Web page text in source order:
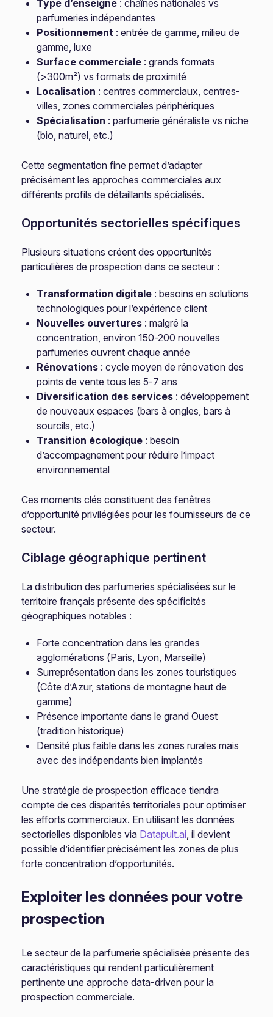
Type d’enseigne : chaînes nationales vs
parfumeries indépendantes
Positionnement : entrée de gamme, milieu de
gamme, luxe
Surface commerciale : grands formats
(>300m²) vs formats de proximité
Localisation : centres commerciaux, centres-
villes, zones commerciales périphériques
Spécialisation : parfumerie généraliste vs niche
(bio, naturel, etc.)
Cette segmentation fine permet d’adapter
précisément les approches commerciales aux
différents profils de détaillants spécialisés.
Opportunités sectorielles spécifiques
Plusieurs situations créent des opportunités
particulières de prospection dans ce secteur :
Transformation digitale : besoins en solutions
technologiques pour l’expérience client
Nouvelles ouvertures : malgré la
concentration, environ 150-200 nouvelles
parfumeries ouvrent chaque année
Rénovations : cycle moyen de rénovation des
points de vente tous les 5-7 ans
Diversification des services : développement
de nouveaux espaces (bars à ongles, bars à
sourcils, etc.)
Transition écologique : besoin
d’accompagnement pour réduire l’impact
environnemental
Ces moments clés constituent des fenêtres
d’opportunité privilégiées pour les fournisseurs de ce
secteur.
Ciblage géographique pertinent
La distribution des parfumeries spécialisées sur le
territoire français présente des spécificités
géographiques notables :
Forte concentration dans les grandes
agglomérations (Paris, Lyon, Marseille)
Surreprésentation dans les zones touristiques
(Côte d’Azur, stations de montagne haut de
gamme)
Présence importante dans le grand Ouest
(tradition historique)
Densité plus faible dans les zones rurales mais
avec des indépendants bien implantés
Une stratégie de prospection efficace tiendra
compte de ces disparités territoriales pour optimiser
les efforts commerciaux. En utilisant les données
sectorielles disponibles via Datapult.ai, il devient
possible d’identifier précisément les zones de plus
forte concentration d’opportunités.
Exploiter les données pour votre
prospection
Le secteur de la parfumerie spécialisée présente des
caractéristiques qui rendent particulièrement
pertinente une approche data-driven pour la
prospection commerciale.